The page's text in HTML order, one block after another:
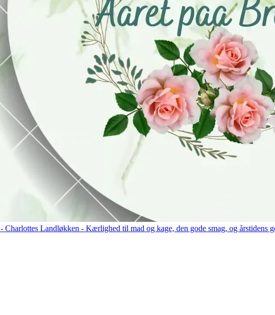
- Charlottes Landløkken - Kærlighed til mad og kage, den gode smag, og årstidens